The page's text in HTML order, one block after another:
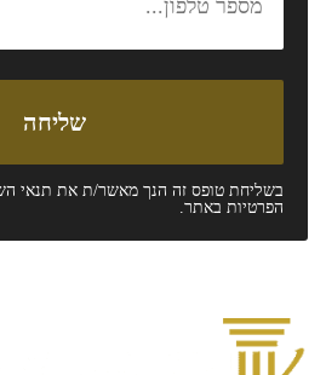
בשליחת טופס זה הנך מאשר/ת את תנאי
הפרטיות באתר.